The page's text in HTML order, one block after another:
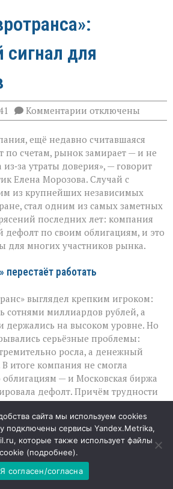
для
Комментарии к
записи
«Евротранса»:
тревожный
сигнал
для
инвесторов
отключены
ещё недавно считавшаяся
по счетам, рынок замирает — и не
из‑за утраты доверия», — говорит
Елена Морозова. Случай с
из крупнейших независимых
стал одним из самых заметных
последних лет: компания
дефолт по своим облигациям, и это
для многих участников рынка.
перестаёт работать
выглядел крепким игроком:
сотнями миллиардов рублей, а
держались на высоком уровне. Но
серьёзные проблемы:
росла, а денежный
итоге компания не смогла
— и Московская биржа
дефолт. Причём трудности
с начала года компанию
просрочки, а аналитики
держаться от её бумаг подальше.
в острую фазу, и прежние
потеряли смысл.
сайта мы используем cookies
подключены сервисы Yandex.Metrika,
которые также использует файлы
cookie (подробнее).
Я согласен/согласна